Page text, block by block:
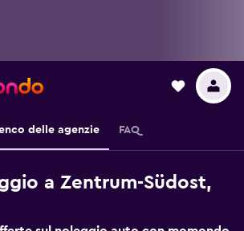
delle agenzie FAQ
a Zentrum-Südost,